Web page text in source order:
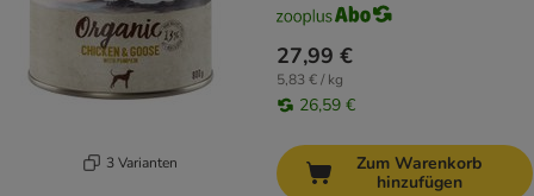
3 Varianten
27,99 €
5,83 € / kg
26,59 €
Zum Warenkorb
hinzufügen